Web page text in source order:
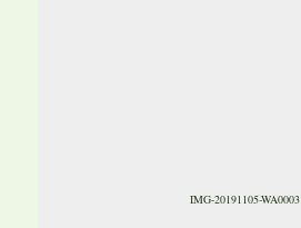
IMG-20191105-WA0003